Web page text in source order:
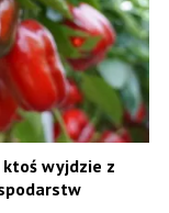
ktoś wyjdzie z